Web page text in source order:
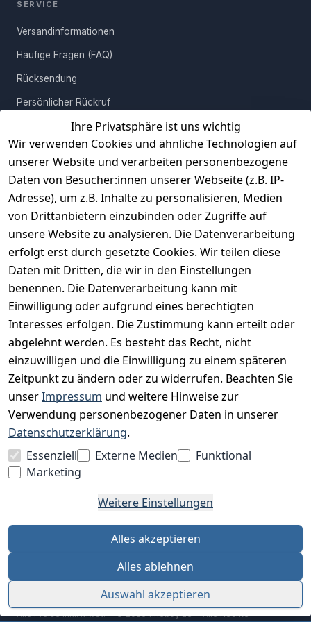
Einrichtungsstil kombinieren oder einzeln als Eyecatcher
Ihre Privatsphäre ist uns wichtig
Wir verwenden Cookies und ähnliche Technologien auf
unserer Website und verarbeiten personenbezogene
Daten von Besucher:innen unserer Webseite (z.B. IP-
Adresse), um z.B. Inhalte zu personalisieren, Medien
von Drittanbietern einzubinden oder Zugriffe auf
unsere Website zu analysieren. Die Datenverarbeitung
erfolgt erst durch gesetzte Cookies. Wir teilen diese
Daten mit Dritten, die wir in den Einstellungen
benennen. Die Datenverarbeitung kann mit
Einwilligung oder aufgrund eines berechtigten
Interesses erfolgen. Die Zustimmung kann erteilt oder
abgelehnt werden. Es besteht das Recht, nicht
einzuwilligen und die Einwilligung zu einem späteren
Zeitpunkt zu ändern oder zu widerrufen. Beachten Sie
unserImpressum und weitere Hinweise zur
Verwendung personenbezogener Daten in unserer
Datenschutzerklärung.
Essenziell
Externe Medien
Funktional
Marketing
Weitere Einstellungen
Alles akzeptieren
Alles ablehnen
Auswahl akzeptieren
SERVICE
Versandinformationen
Häufige Fragen (FAQ)
Rücksendung
Persönlicher Rückruf
Erfahrungen
Vertrag widerrufen
INFORMATIONEN
Widerrufsrecht
Datenschutz
Unser Unternehmen
Charity & Wohltätigkeit
BESUCHE UNS
BEQUEM BEZAHLEN MIT
WIR VERSENDEN MIT